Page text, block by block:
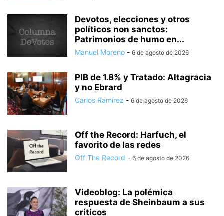
Devotos, elecciones y otros
políticos non sanctos:
Patrimonios de humo en...
Manuel Moreno - 6 de agosto de 2026
PIB de 1.8% y Tratado: Altagracia
y no Ebrard
Carlos Ramírez - 6 de agosto de 2026
Off the Record: Harfuch, el
favorito de las redes
Off The Record - 6 de agosto de 2026
Videoblog: La polémica
respuesta de Sheinbaum a sus
críticos